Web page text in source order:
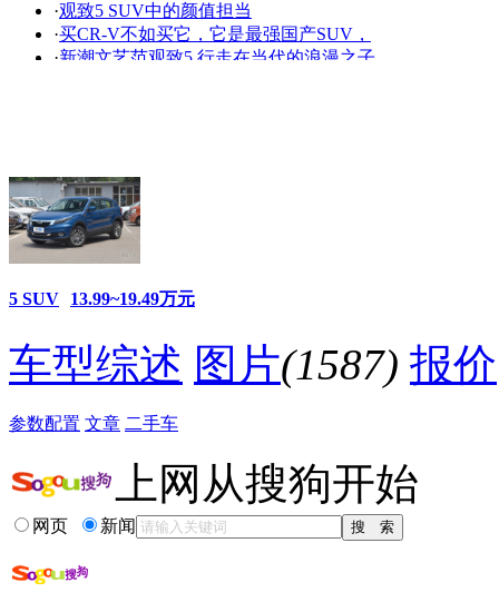
看赛车宝贝争奇斗
艳
车模美腿爆乳无惧
走光
·观致5 SUV中的颜值担当
·买CR-V不如买它，它是最强国产SUV，
·新潮文艺范观致5 行走在当代的浪漫之子
·4款年轻化高颜值SUV车型推荐
·七维度解读观致5 SUV丨维度一：颜值即正义！
·为郊区所生：《车轱辘》山城试驾观致5SUV
降价促销
5 SUV 13.99~19.49万元
车型综述 图片(1587) 报价
参数配置 文章 二手车
上网从搜狗开始
网页 新闻